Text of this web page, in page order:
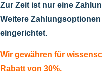
Zur Zeit ist nur eine
Weitere
eingerichtet.
Wir gewähren für
Rabatt von 30%.